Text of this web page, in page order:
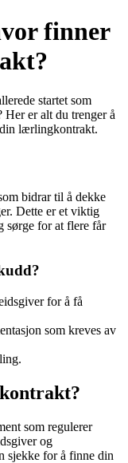
finner
startet som
er alt du trenger å
lærlingkontrakt.
bidrar til å dekke
Dette er et viktig
sørge for at flere får
for å få
som kreves av
som regulerer
og
sjekke for å finne din